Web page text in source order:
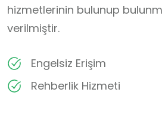
hizmetlerinin bulunup
verilmiştir.
Engelsiz Erişim
Rehberlik Hizmeti